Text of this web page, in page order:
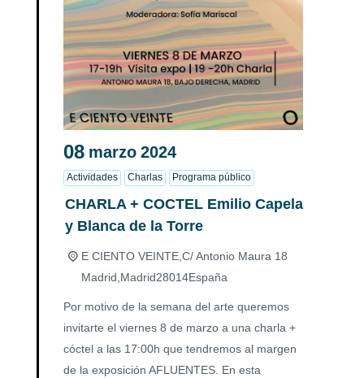
08 marzo 2024
Actividades Charlas Programa público
CHARLA + COCTEL Emilio Capela
y Blanca de la Torre
E CIENTO VEINTE,C/ Antonio Maura 18
Madrid,Madrid28014España
Por motivo de la semana del arte queremos
invitarte el viernes 8 de marzo a una charla +
cóctel a las 17:00h que tendremos al margen
de la exposición AFLUENTES. En esta